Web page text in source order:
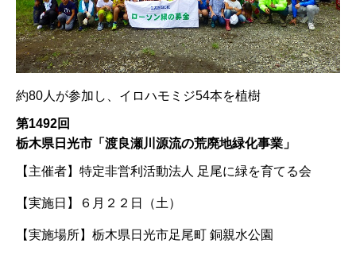
約80人が参加し、イロハモミジ54本を植樹
第1492回
栃木県日光市「渡良瀬川源流の荒廃地緑化事業」
【主催者】 特定非営利活動法人 足尾に緑を育てる会
【実施日】 ６月２２日（土）
【実施場所】 栃木県日光市足尾町 銅親水公園